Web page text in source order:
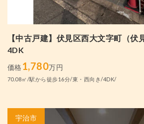
【中古戸建】伏見区西大文字町（伏
4DK
価格 1,780万円
70.08㎡/駅から徒歩16分/東・西向き/4DK/
宇治市